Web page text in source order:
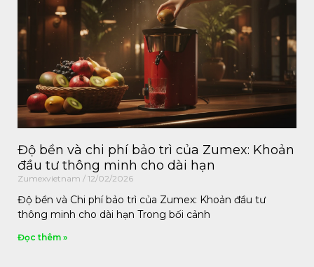
Độ bền và chi phí bảo trì của Zumex: Khoản
đầu tư thông minh cho dài hạn
Zumexvietnam 12/02/2026
Độ bền và Chi phí bảo trì của Zumex: Khoản đầu tư
thông minh cho dài hạn Trong bối cảnh
Đọc thêm »